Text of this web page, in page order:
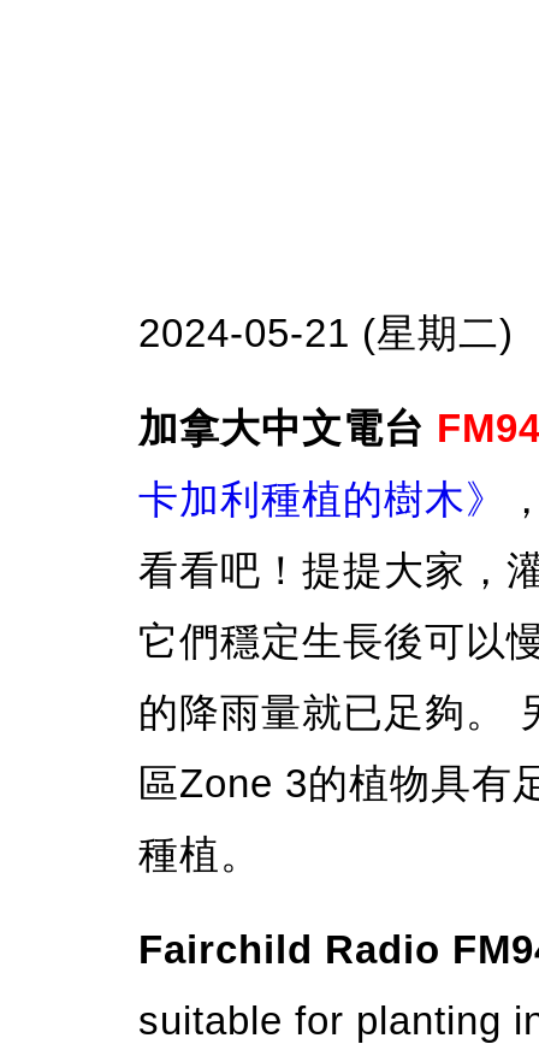
2024-05-21 (星期二)
加拿大中文電台
卡加利種植的樹木》
看看吧！提提大家，
它們穩定生長後可以
的降雨量就已足夠。
區Zone 3的植物具有
種植。
Fairchild Radio
suitable for planting